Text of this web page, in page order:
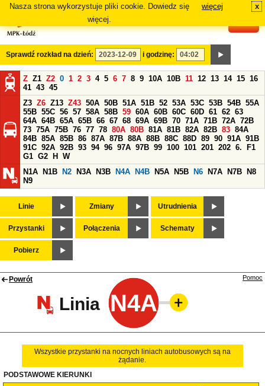
Nasza strona wykorzystuje pliki cookie. Dowiedz się
więcej.
więcej x
Sprawdź rozkład na dzień: i godzinę:
Z Z1 Z2 0 1 2 3 4 5 6 7 8 9 10A 10B 11 12 13 14 15 16
41 43 45
Z3 Z6 Z13 Z43 50A 50B 51A 51B 52 53A 53C 53B 54B 55A
55B 55C 56 57 58A 58B 59 60A 60B 60C 60D 61 62 63
64A 64B 65A 65B 66 67 68 69A 69B 70 71A 71B 72A 72B
73 75A 75B 76 77 78 80A 80B 81A 81B 82A 82B 83 84A
84B 85A 85B 86 87A 87B 88A 88B 88C 88D 89 90 91A 91B
91C 92A 92B 93 94 96 97A 97B 99 100 101 201 202 6.
F1
G1 G2 H
W
N1A
N1B N2 N3A N3B N4A N4B N5A N5B N6 N7A N7B
N8
N9
Linie Zmiany Utrudnienia
Przystanki Połączenia Schematy
Pobierz
Powrót
Linia N4A
Pomoc
Wszystkie przystanki na nocnych liniach autobusowych są na
żądanie.
PODSTAWOWE KIERUNKI